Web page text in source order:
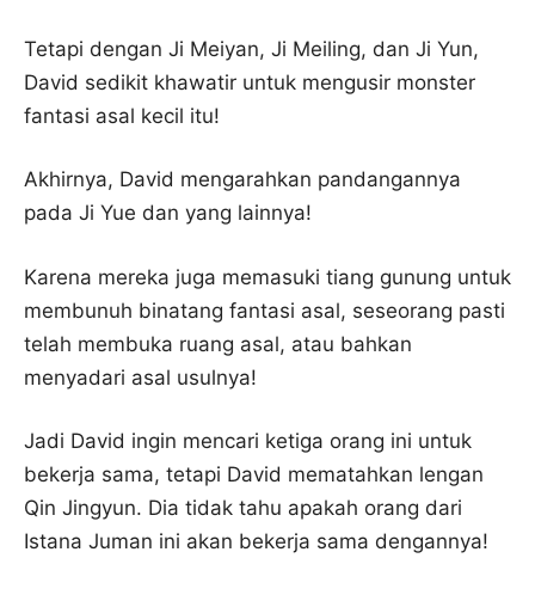
Tetapi dengan Ji Meiyan, Ji Meiling, dan Ji Yun,
David sedikit khawatir untuk mengusir monster
fantasi asal kecil itu!
Akhirnya, David mengarahkan pandangannya
pada Ji Yue dan yang lainnya!
Karena mereka juga memasuki tiang gunung untuk
membunuh binatang fantasi asal, seseorang pasti
telah membuka ruang asal, atau bahkan
menyadari asal usulnya!
Jadi David ingin mencari ketiga orang ini untuk
bekerja sama, tetapi David mematahkan lengan
Qin Jingyun. Dia tidak tahu apakah orang dari
Istana Juman ini akan bekerja sama dengannya!